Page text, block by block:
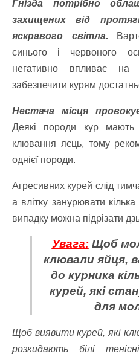
Гнізда потрібно
захищених від
яскравого світла.
синього і червоного
негативно впливає
забезпечити курям
Нестача місця
Деякі породи кур мають
клювання яєць, тому
однієї породи.
Агресивних курей слід
а влітку занурювати
випадку можна підрізати
Увага:Щоб
клювали яйця,
до курника
курей, які
для
Щоб виявити курей, які
розкидають білі